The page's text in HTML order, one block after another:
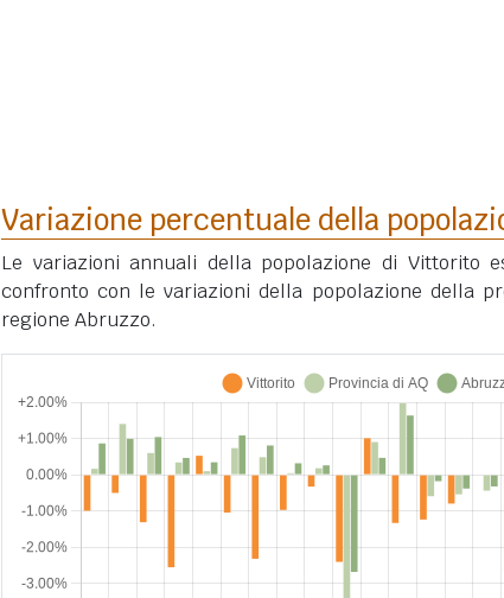
Variazione percentuale della
Le variazioni annuali della popolazione di Vittorito
confronto con le variazioni della popolazione della
regione Abruzzo.